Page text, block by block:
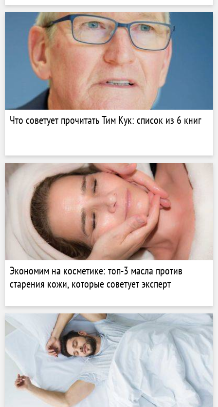
Что советует прочитать Тим Кук: список из 6 книг
Экономим на косметике: топ-3 масла против
старения кожи, которые советует эксперт